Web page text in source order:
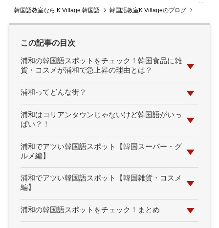
韓国語教室なら K Village 韓国語 韓国語教室K Villageのブログ
この記事の目次
浦和の韓国語スポットをチェック！韓国食品に雑
貨・コスメが浦和で急上昇の理由とは？
浦和ってどんな街？
浦和はコリアンタウンじゃないけど韓国語がいっ
ぱい？！
浦和でアツい韓国語スポット【韓国スーパー・グ
ルメ編】
浦和でアツい韓国語スポット【韓国雑貨・コスメ
編】
浦和の韓国語スポットをチェック！まとめ